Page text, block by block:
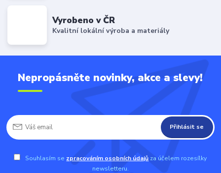
Vyrobeno v ČR
Kvalitní lokální výroba a materiály
Nepropásněte novinky, akce a slevy!
Přihlásit se
Souhlasím se zpracováním osobních údajů za účelem rozesílky
newsletteru.